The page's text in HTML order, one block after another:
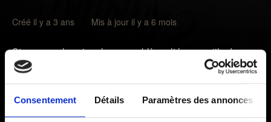
Consentement Détails Paramètres des annonces
Créé il y a 3 ans Mis à jour il y a 6 mois
Si vous voulez signaler un problème lié aux outils de
modding REDmod, utilisez le bouton ci-dessous.
Assurez-vous d'ajouter en pièce jointe les logs que vous
trouverez en suivant ce chemin :